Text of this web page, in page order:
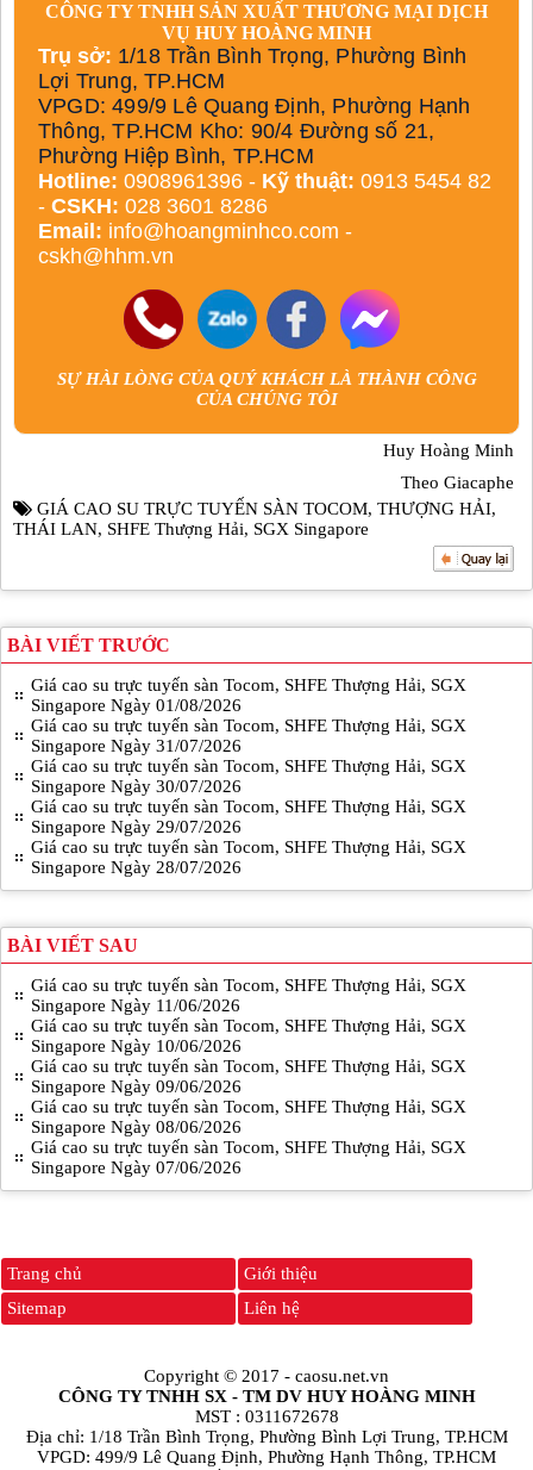
CÔNG TY TNHH SẢN XUẤT THƯƠNG MẠI DỊCH
VỤ HUY HOÀNG MINH
Trụ sở: 1/18 Trần Bình Trọng, Phường Bình
Lợi Trung, TP.HCM
VPGD: 499/9 Lê Quang Định, Phường Hạnh
Thông, TP.HCM Kho: 90/4 Đường số 21,
Phường Hiệp Bình, TP.HCM
Hotline: 0908961396 - Kỹ thuật: 0913 5454 82
- CSKH: 028 3601 8286
Email: info@hoangminhco.com -
cskh@hhm.vn
SỰ HÀI LÒNG CỦA QUÝ KHÁCH LÀ THÀNH CÔNG
CỦA CHÚNG TÔI
Huy Hoàng Minh
Theo Giacaphe
GIÁ CAO SU TRỰC TUYẾN SÀN TOCOM, THƯỢNG HẢI,
THÁI LAN, SHFE Thượng Hải, SGX Singapore
BÀI VIẾT TRƯỚC
Giá cao su trực tuyến sàn Tocom, SHFE Thượng Hải, SGX
Singapore Ngày 01/08/2026
Giá cao su trực tuyến sàn Tocom, SHFE Thượng Hải, SGX
Singapore Ngày 31/07/2026
Giá cao su trực tuyến sàn Tocom, SHFE Thượng Hải, SGX
Singapore Ngày 30/07/2026
Giá cao su trực tuyến sàn Tocom, SHFE Thượng Hải, SGX
Singapore Ngày 29/07/2026
Giá cao su trực tuyến sàn Tocom, SHFE Thượng Hải, SGX
Singapore Ngày 28/07/2026
BÀI VIẾT SAU
Giá cao su trực tuyến sàn Tocom, SHFE Thượng Hải, SGX
Singapore Ngày 11/06/2026
Giá cao su trực tuyến sàn Tocom, SHFE Thượng Hải, SGX
Singapore Ngày 10/06/2026
Giá cao su trực tuyến sàn Tocom, SHFE Thượng Hải, SGX
Singapore Ngày 09/06/2026
Giá cao su trực tuyến sàn Tocom, SHFE Thượng Hải, SGX
Singapore Ngày 08/06/2026
Giá cao su trực tuyến sàn Tocom, SHFE Thượng Hải, SGX
Singapore Ngày 07/06/2026
Trang chủ
Giới thiệu
Sitemap
Liên hệ
Copyright © 2017 - caosu.net.vn
CÔNG TY TNHH SX - TM DV HUY HOÀNG MINH
MST : 0311672678
Địa chỉ: 1/18 Trần Bình Trọng, Phường Bình Lợi Trung, TP.HCM
VPGD: 499/9 Lê Quang Định, Phường Hạnh Thông, TP.HCM